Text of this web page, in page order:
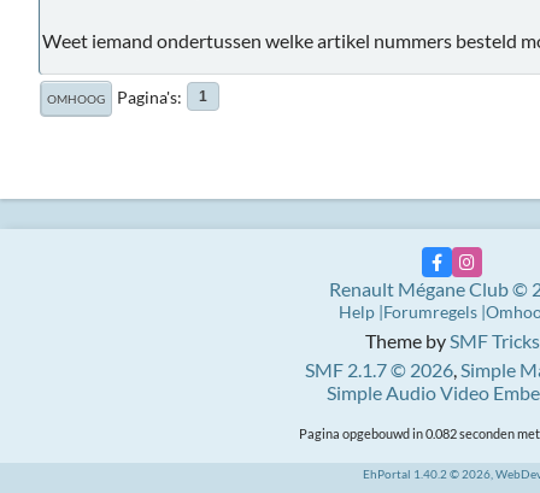
Weet iemand ondertussen welke artikel nummers besteld
OMHOOG Pagina's 1
Theme bySMF Tricks
SMF 2.1.7 © 2026,Simple
Simple Audio Video
Renault Mégane Club ©
Help Forumregels
Pagina opgebouwd in 0.082 seconden
EhPortal 1.40.2 © 2026,